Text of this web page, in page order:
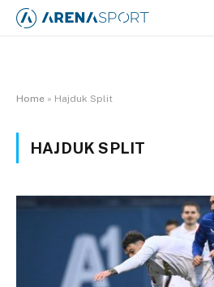
Home » Hajduk Split
HAJDUK SPLIT